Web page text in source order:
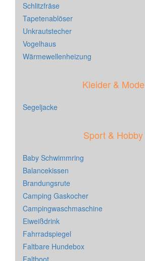
Schlitzfräse
Tapetenablöser
Unkrautstecher
Vogelhaus
Wärmewellenheizung
Kleider & Mode
Segeljacke
Sport & Hobby
Baby Schwimmring
Balancekissen
Brandungsrute
Camping Gaskocher
Campingwaschmaschine
Eiweißdrink
Fahrradspiegel
Faltbare Hundebox